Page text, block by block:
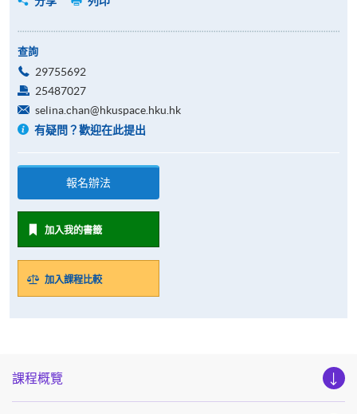
查詢
29755692
25487027
selina.chan@hkuspace.hku.hk
有疑問？歡迎在此提出
報名辦法
加入我的書籤
加入課程比較
課程概覽